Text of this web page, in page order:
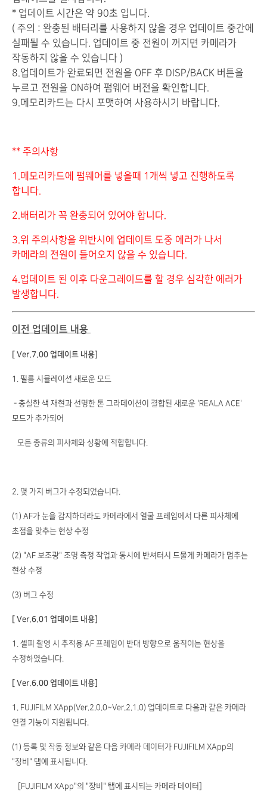
* 업데이트 시간은 약 90초 입니다.
( 주의 : 완충된 배터리를 사용하지 않을 경우 업데이트 중간에
실패될 수 있습니다. 업데이트 중 전원이 꺼지면 카메라가
작동하지 않을 수 있습니다 )
8.업데이트가 완료되면 전원을 OFF 후 DISP/BACK 버튼을
누르고 전원을 ON하여 펌웨어 버전을 확인합니다.
9.메모리카드는 다시 포맷하여 사용하시기 바랍니다.
** 주의사항
1.메모리카드에 펌웨어를 넣을때 1개씩 넣고 진행하도록
합니다.
2.배터리가 꼭 완충되어 있어야 합니다.
3.위 주의사항을 위반시에 업데이트 도중 에러가 나서
카메라의 전원이 들어오지 않을 수 있습니다.
4.업데이트 된 이후 다운그레이드를 할 경우 심각한 에러가
발생합니다.
이전 업데이트 내용
[ Ver.7.00 업데이트 내용]
1. 필름 시뮬레이션 새로운 모드
- 충실한 색 재현과 선명한 톤 그라데이션이 결합된 새로운 'REALA ACE'
모드가 추가되어
모든 종류의 피사체와 상황에 적합합니다.
2. 몇 가지 버그가 수정되었습니다.
(1) AF가 눈을 감지하더라도 카메라에서 얼굴 프레임에서 다른 피사체에
초점을 맞추는 현상 수정
(2) "AF 보조광" 조명 측정 작업과 동시에 반셔터시 드물게 카메라가 멈추는
현상 수정
(3) 버그 수정
[ Ver.6.01 업데이트 내용]
1. 셀피 촬영 시 추적용 AF 프레임이 반대 방향으로 움직이는 현상을
수정하였습니다.
[ Ver.6.00 업데이트 내용]
1. FUJIFILM XApp(Ver.2.0.0~Ver.2.1.0) 업데이트로 다음과 같은 카메라
연결 기능이 지원됩니다.
(1) 등록 및 작동 정보와 같은 다음 카메라 데이터가 FUJIFILM XApp의
"장비" 탭에 표시됩니다.
［FUJIFILM XApp"의 "장비" 탭에 표시되는 카메라 데이터]